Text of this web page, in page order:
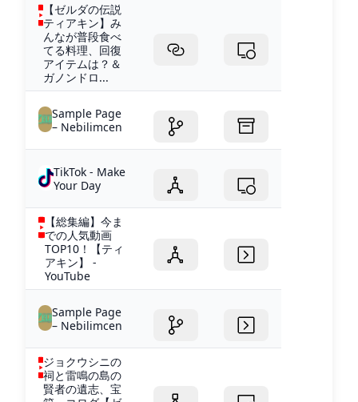
【ゼルダの伝説
ティアキン】み
んなが普段食べ
てる料理、回復
アイテムは？＆
ガノンドロ...
Sample Page
– Nebilimcen
TikTok - Make
Your Day
【総集編】今ま
での人気動画
TOP10！【ティ
アキン】 -
YouTube
Sample Page
– Nebilimcen
ジョクウシニの
祠と雷鳴の島の
賢者の遺志、宝